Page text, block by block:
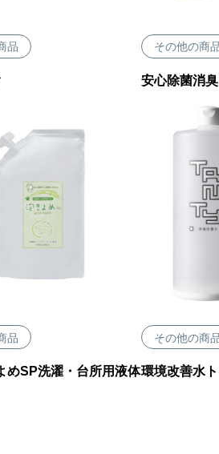
品 その他の商
安心除菌消臭
品
めSP洗濯・台所用液体
その他の商
環境改善水